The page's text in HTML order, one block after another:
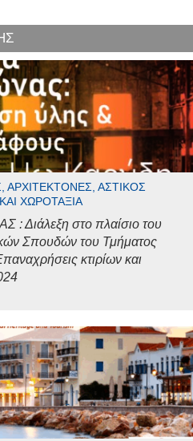
ΑΡΧΙΤΈΚΤΟΝΕΣ, ΑΣΤΙΚΌΣ
ΧΩΡΟΤΑΞΊΑ
Διάλεξη στο πλαίσιο του
Σπουδών του Τμήματος
κτιρίων και